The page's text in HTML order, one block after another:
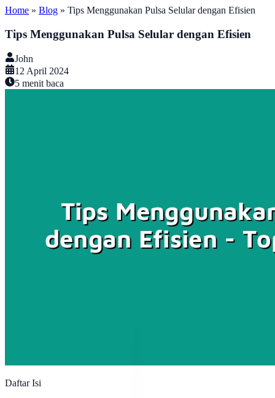
Home » Blog » Tips Menggunakan Pulsa Selular dengan Efisien
Tips Menggunakan Pulsa Selular dengan Efisien
John
12 April 2024
5 menit baca
Daftar Isi